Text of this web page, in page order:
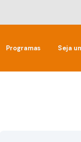
Programas Seja